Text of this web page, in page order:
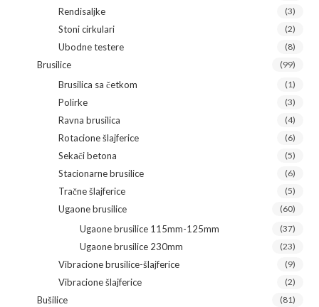
Rendisaljke (3)
Stoni cirkulari (2)
Ubodne testere (8)
Brusilice (99)
Brusilica sa četkom (1)
Polirke (3)
Ravna brusilica (4)
Rotacione šlajferice (6)
Sekači betona (5)
Stacionarne brusilice (6)
Tračne šlajferice (5)
Ugaone brusilice (60)
Ugaone brusilice 115mm-125mm (37)
Ugaone brusilice 230mm (23)
Vibracione brusilice-šlajferice (9)
Vibracione šlajferice (2)
Bušilice (81)